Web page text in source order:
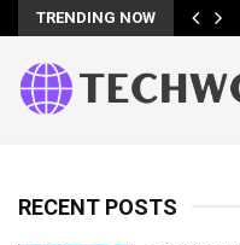
TRENDING NOW
RECENT POSTS